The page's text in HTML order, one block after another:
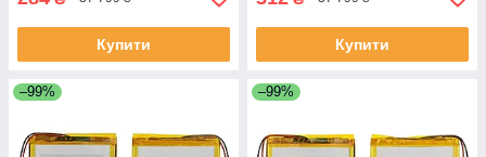
Купити Купити
–99% –99%